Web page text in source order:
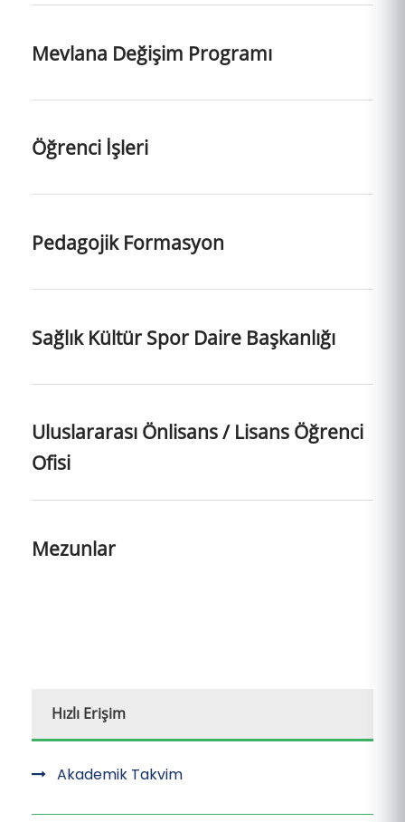
Mevlana Değişim Programı
Öğrenci İşleri
Pedagojik Formasyon
Sağlık Kültür Spor Daire Başkanlığı
Uluslararası Önlisans / Lisans Öğrenci
Ofisi
Mezunlar
Hızlı Erişim
Akademik Takvim